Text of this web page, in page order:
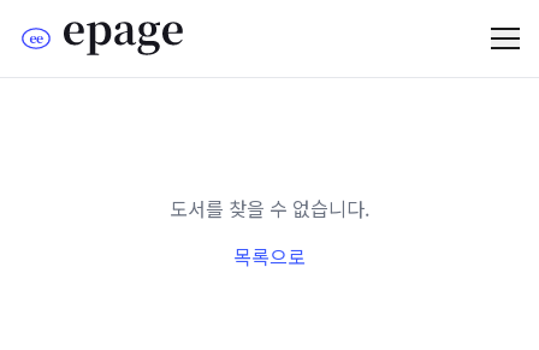
도서를 찾을 수 없습니다.
목록으로